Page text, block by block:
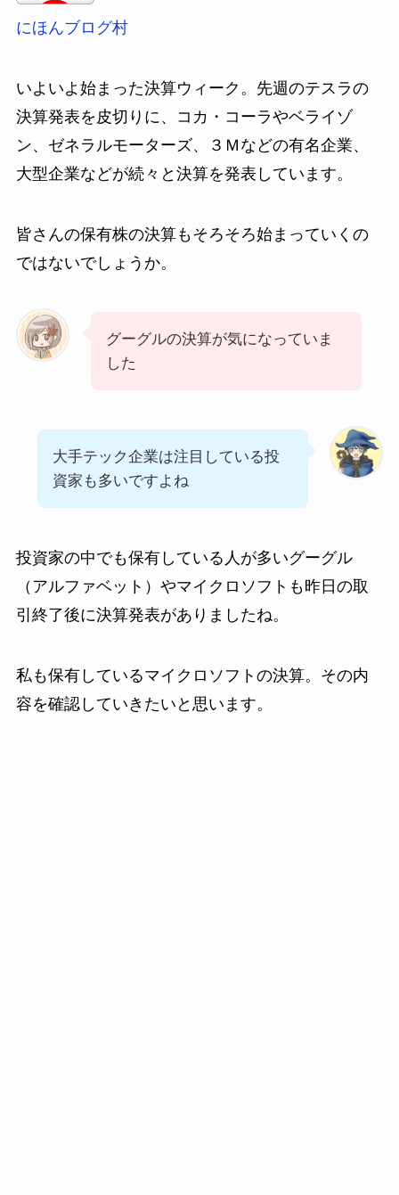
にほんブログ村
いよいよ始まった決算ウィーク。先週のテスラの
決算発表を皮切りに、コカ・コーラやベライゾ
ン、ゼネラルモーターズ、３Ｍなどの有名企業、
大型企業などが続々と決算を発表しています。
皆さんの保有株の決算もそろそろ始まっていくの
ではないでしょうか。
グーグルの決算が気になっていま
した
大手テック企業は注目している投
資家も多いですよね
投資家の中でも保有している人が多いグーグル
（アルファベット）やマイクロソフトも昨日の取
引終了後に決算発表がありましたね。
私も保有しているマイクロソフトの決算。その内
容を確認していきたいと思います。